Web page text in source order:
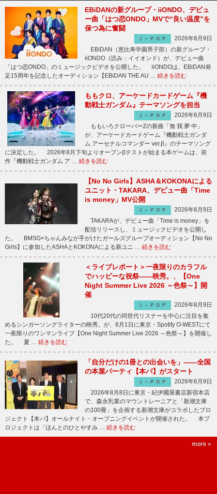
EBiDANの新グループ・iiONDO、デビュ
ー曲「はつ恋ONDO」MVで“良い温度”を
保つ為に奮闘
Ｊ－ＰＯＰ
2026年8月9日
EBiDAN（恵比寿学園男子部）の新グループ・
iiONDO（読み：イイオンド）が、デビュー曲
「はつ恋ONDO」のミュージックビデオを公開した。 iiONDOは、EBiDAN発
足15周年を記念したオーディション【EBiDAN THE AU … 続きを読む
ももクロ、アーケードカードゲーム『機
動戦士ガンダム』テーマソングを担当
Ｊ－ＰＯＰ
2026年8月9日
ももいろクローバーZの新曲「無 我 夢 中」
が、アーケードカードゲーム『機動戦士ガンダ
ム アーセナルコマンダー ver.β』のテーマソング
に決定した。 2026年8月下旬よりオープンβテストが始まる本ゲームは、前
作『機動戦士ガンダム ア … 続きを読む
【No No Girls】ASHA＆KOKONAによる
ユニット・TAKARA、デビュー曲「Time
is money」MV公開
Ｊ－ＰＯＰ
2026年8月9日
TAKARAが、デビュー曲「Time is money」を
配信リリースし、ミュージックビデオを公開し
た。 BMSG×ちゃんみなが手がけたガールズグループオーディション【No No
Girls】に参加したASHAとKOKONAによる新ユニ … 続きを読む
＜ライブレポート＞一夜限りのカラフル
でハッピーな祝祭――映秀。、【One
Night Summer Live 2026 ～色祭～】開
催
Ｊ－ＰＯＰ
2026年8月9日
10代20代の同世代リスナーを中心に注目を集
めるシンガーソングライターの映秀。が、8月1日に東京・Spotify O-WESTにて
一夜限りのワンマンライブ【One Night Summer Live 2026 ～色祭～】を開催し
た。 夏 … 続きを読む
「自分だけの1冊との出会いを」――全国
の本屋パーティ【本パ】がスタート
Ｊ－ＰＯＰ
2026年8月9日
2026年8月8日に東京・紀伊國屋書店新宿本店
で、森永乳業のマウントレーニアと「新潮文庫
の100冊」を企画する新潮文庫がコラボしたプロ
ジェクト【本パ】オールナイト・オープニングイベントが開催された。 本プ
ロジェクトは「ほんとのひとやすみ … 続きを読む
more »